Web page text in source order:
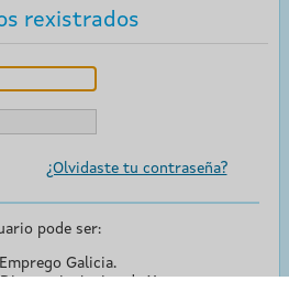
rexistrados
¿Olvidaste tu contraseña?
pode ser:
Galicia.